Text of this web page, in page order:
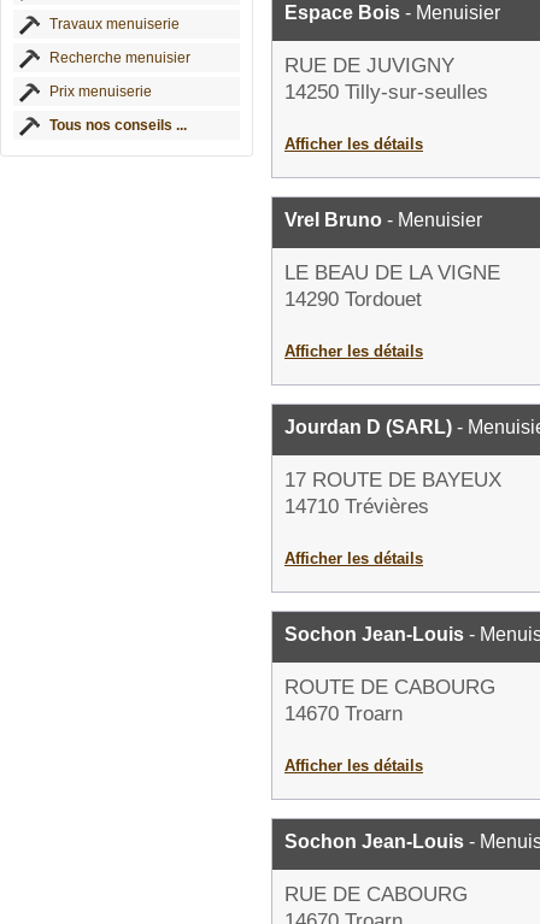
Travaux menuiserie
Recherche menuisier
Prix menuiserie
Tous nos conseils ...
Espace Bois - Menuisier
RUE DE JUVIGNY
14250 Tilly-sur-seulles
Afficher les détails
Vrel Bruno - Menuisier
LE BEAU DE LA VIGNE
14290 Tordouet
Afficher les détails
Jourdan D (SARL) -
17 ROUTE DE BAYEUX
14710 Trévières
Afficher les détails
Sochon Jean-Louis -
ROUTE DE CABOURG
14670 Troarn
Afficher les détails
Sochon Jean-Louis -
RUE DE CABOURG